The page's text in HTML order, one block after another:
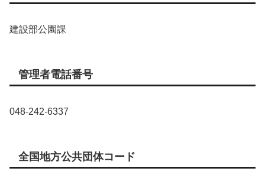
建設部公園課
管理者電話番号
048-242-6337
全国地方公共団体コード